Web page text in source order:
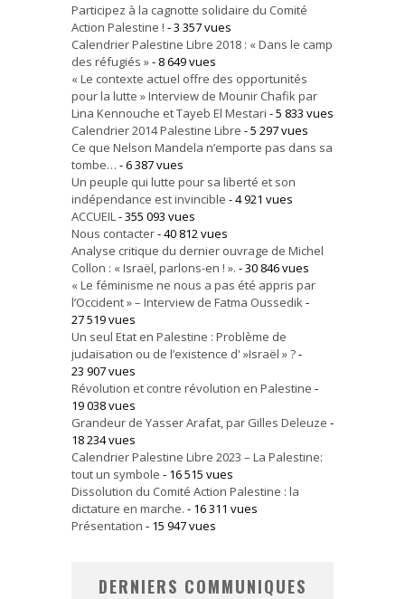
Participez à la cagnotte solidaire du Comité
Action Palestine ! - 3 357 vues
Calendrier Palestine Libre 2018 : « Dans le camp
des réfugiés »- 8 649 vues
« Le contexte actuel offre des opportunités
pour la lutte » Interview de Mounir Chafik par
Lina Kennouche et Tayeb El Mestari - 5 833 vues
Calendrier 2014 Palestine Libre - 5 297 vues
Ce que Nelson Mandela n’emporte pas dans sa
tombe… - 6 387 vues
Un peuple qui lutte pour sa liberté et son
indépendance est invincible - 4 921 vues
ACCUEIL- 355 093 vues
Nous contacter- 40 812 vues
Analyse critique du dernier ouvrage de Michel
Collon : « Israël, parlons-en ! ». - 30 846 vues
« Le féminisme ne nous a pas été appris par
l’Occident » – Interview de Fatma Oussedik-
27 519 vues
Un seul Etat en Palestine : Problème de
judaïsation ou de l’existence d' »Israël » ?-
23 907 vues
Révolution et contre révolution en Palestine -
19 038 vues
Grandeur de Yasser Arafat, par Gilles Deleuze -
18 234 vues
Calendrier Palestine Libre 2023 – La Palestine:
tout un symbole - 16 515 vues
Dissolution du Comité Action Palestine : la
dictature en marche. - 16 311 vues
Présentation - 15 947 vues
DERNIERS COMMUNIQUES